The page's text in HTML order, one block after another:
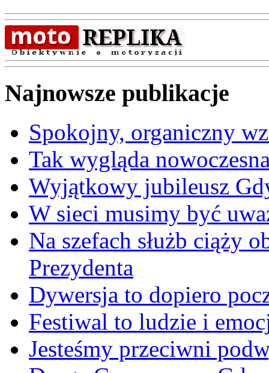
Najnowsze publikacje
Spokojny, organiczny
Tak wygląda
Wyjątkowy jubileusz
W sieci musimy być
Na szefach służb ciąży
Prezydenta
Dywersja to dopiero
Festiwal to ludzie i
Jesteśmy przeciwni